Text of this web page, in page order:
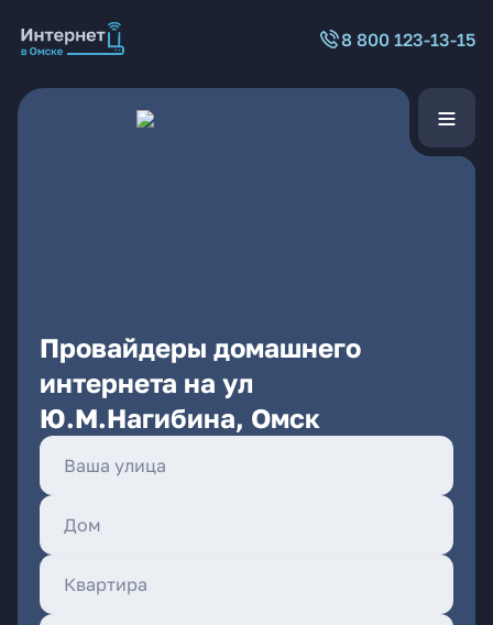
8 800 123-13-15
Провайдеры домашнего
интернета на ул
Ю.М.Нагибина, Омск